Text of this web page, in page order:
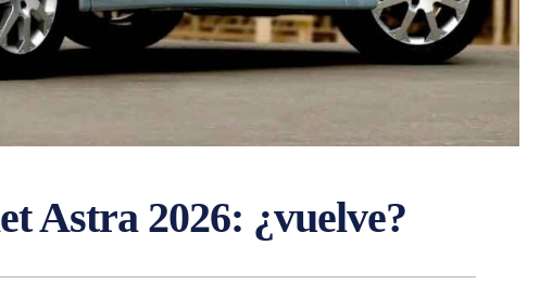
Astra 2026: ¿vuelve?